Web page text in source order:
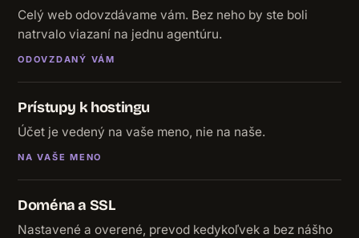
Celý web odovzdávame vám. Bez neho by ste boli
natrvalo viazaní na jednu agentúru.
ODOVZDANÝ VÁM
Prístupy k hostingu
Účet je vedený na vaše meno, nie na naše.
NA VAŠE MENO
Doména a SSL
Nastavené a overené, prevod kedykoľvek a bez nášho